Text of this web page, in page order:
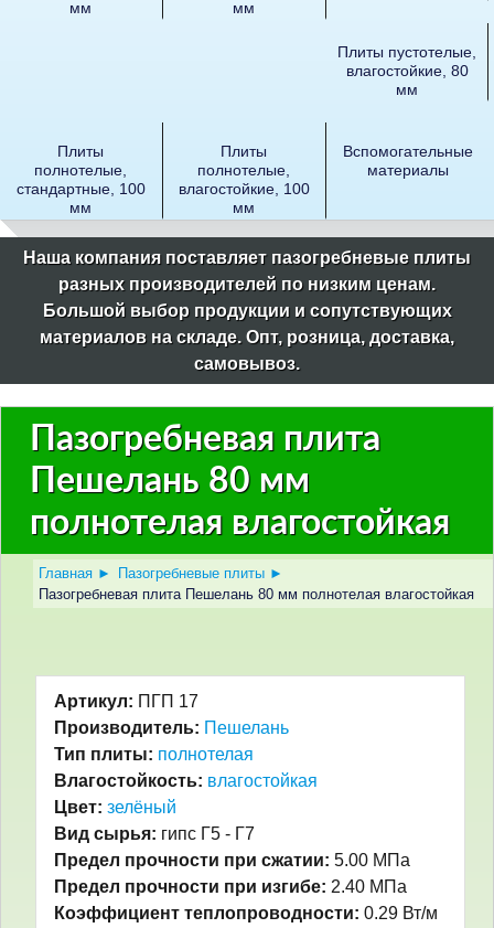
мм
мм
Плиты пустотелые,
влагостойкие, 80
мм
Плиты
полнотелые,
стандартные, 100
мм
Плиты
полнотелые,
влагостойкие, 100
мм
Вспомогательные
материалы
Наша компания поставляет пазогребневые плиты
разных производителей по низким ценам.
Большой выбор продукции и сопутствующих
материалов на складе. Опт, розница, доставка,
самовывоз.
Пазогребневая плита
Пешелань 80 мм
полнотелая влагостойкая
Главная► Пазогребневые плиты►
Пазогребневая плита Пешелань 80 мм полнотелая влагостойкая
Артикул: ПГП 17
Производитель: Пешелань
Тип плиты: полнотелая
Влагостойкость: влагостойкая
Цвет: зелёный
Вид сырья: гипс Г5 - Г7
Предел прочности при сжатии: 5.00 МПа
Предел прочности при изгибе: 2.40 МПа
Коэффициент теплопроводности: 0.29 Вт/м